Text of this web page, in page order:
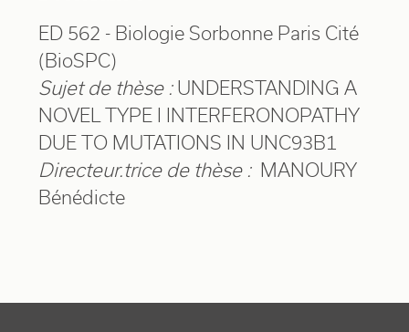
ED 562 - Biologie Sorbonne Paris Cité
(BioSPC)
Sujet de thèse : UNDERSTANDING A
NOVEL TYPE I INTERFERONOPATHY
DUE TO MUTATIONS IN UNC93B1
Directeur.trice de thèse : MANOURY
Bénédicte